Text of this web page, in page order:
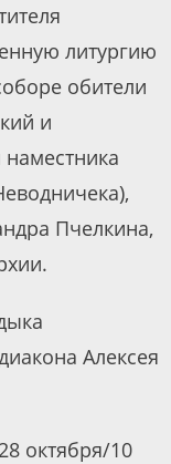
литургию
обители
и
Пчелкина,
Алексея
октября/10